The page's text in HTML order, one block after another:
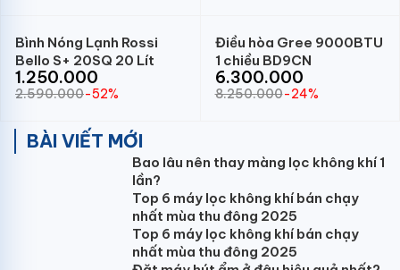
Bình Nóng Lạnh Rossi
Bello S+ 20SQ 20 Lít
1.250.000
2.590.000-52%
Điều hòa Gree 9000BTU
1 chiều BD9CN
6.300.000
8.250.000-24%
BÀI VIẾT MỚI
Bao lâu nên thay màng lọc không khí 1
lần?
Top 6 máy lọc không khí bán chạy
nhất mùa thu đông 2025
Top 6 máy lọc không khí bán chạy
nhất mùa thu đông 2025